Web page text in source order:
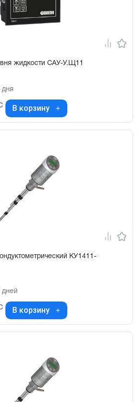
жидкости САУ-У.Щ11
дня
В корзину
КУ1411-
дней
В корзину